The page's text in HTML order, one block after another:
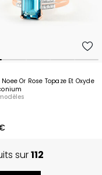
Or Rose Topaze Et Oxyde
sur112